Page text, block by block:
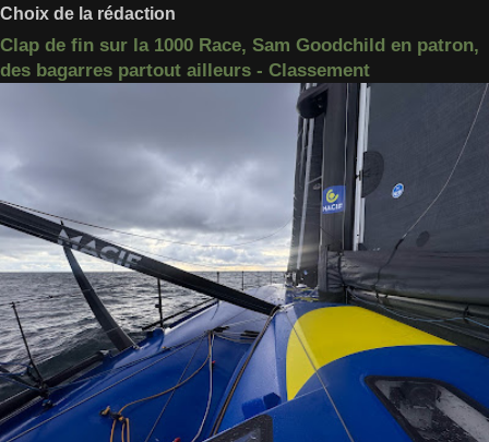
Choix de la rédaction
Clap de fin sur la 1000 Race, Sam Goodchild en patron,
des bagarres partout ailleurs - Classement